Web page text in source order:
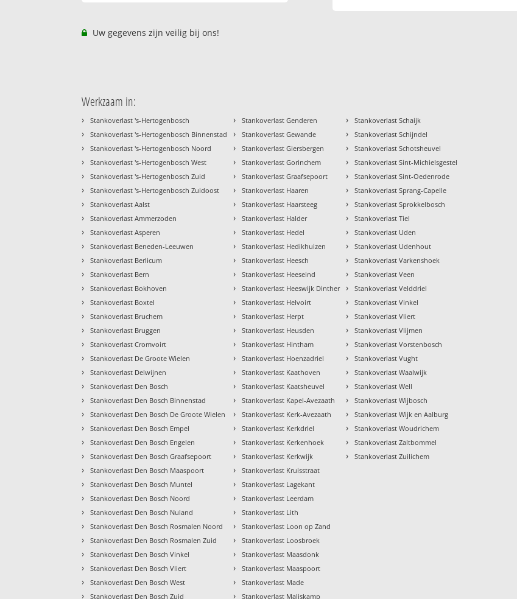
Uw gegevens zijn veilig bij ons!
Werkzaam in:
› Stankoverlast 's-Hertogenbosch
› Stankoverlast 's-Hertogenbosch Binnenstad
› Stankoverlast 's-Hertogenbosch Noord
› Stankoverlast 's-Hertogenbosch West
› Stankoverlast 's-Hertogenbosch Zuid
› Stankoverlast 's-Hertogenbosch Zuidoost
› Stankoverlast Aalst
› Stankoverlast Ammerzoden
› Stankoverlast Asperen
› Stankoverlast Beneden-Leeuwen
› Stankoverlast Berlicum
› Stankoverlast Bern
› Stankoverlast Bokhoven
› Stankoverlast Boxtel
› Stankoverlast Bruchem
› Stankoverlast Bruggen
› Stankoverlast Cromvoirt
› Stankoverlast De Groote Wielen
› Stankoverlast Delwijnen
› Stankoverlast Den Bosch
› Stankoverlast Den Bosch Binnenstad
› Stankoverlast Den Bosch De Groote Wielen
› Stankoverlast Den Bosch Empel
› Stankoverlast Den Bosch Engelen
› Stankoverlast Den Bosch Graafsepoort
› Stankoverlast Den Bosch Maaspoort
› Stankoverlast Den Bosch Muntel
› Stankoverlast Den Bosch Noord
› Stankoverlast Den Bosch Nuland
› Stankoverlast Den Bosch Rosmalen Noord
› Stankoverlast Den Bosch Rosmalen Zuid
› Stankoverlast Den Bosch Vinkel
› Stankoverlast Den Bosch Vliert
› Stankoverlast Den Bosch West
› Stankoverlast Den Bosch Zuid
› Stankoverlast Genderen
› Stankoverlast Gewande
› Stankoverlast Giersbergen
› Stankoverlast Gorinchem
› Stankoverlast Graafsepoort
› Stankoverlast Haaren
› Stankoverlast Haarsteeg
› Stankoverlast Halder
› Stankoverlast Hedel
› Stankoverlast Hedikhuizen
› Stankoverlast Heesch
› Stankoverlast Heeseind
› Stankoverlast Heeswijk Dinther
› Stankoverlast Helvoirt
› Stankoverlast Herpt
› Stankoverlast Heusden
› Stankoverlast Hintham
› Stankoverlast Hoenzadriel
› Stankoverlast Kaathoven
› Stankoverlast Kaatsheuvel
› Stankoverlast Kapel-Avezaath
› Stankoverlast Kerk-Avezaath
› Stankoverlast Kerkdriel
› Stankoverlast Kerkenhoek
› Stankoverlast Kerkwijk
› Stankoverlast Kruisstraat
› Stankoverlast Lagekant
› Stankoverlast Leerdam
› Stankoverlast Lith
› Stankoverlast Loon op Zand
› Stankoverlast Loosbroek
› Stankoverlast Maasdonk
› Stankoverlast Maaspoort
› Stankoverlast Made
› Stankoverlast Maliskamp
› Stankoverlast Schaijk
› Stankoverlast Schijndel
› Stankoverlast Schotsheuvel
› Stankoverlast Sint-Michielsgestel
› Stankoverlast Sint-Oedenrode
› Stankoverlast Sprang-Capelle
› Stankoverlast Sprokkelbosch
› Stankoverlast Tiel
› Stankoverlast Uden
› Stankoverlast Udenhout
› Stankoverlast Varkenshoek
› Stankoverlast Veen
› Stankoverlast Velddriel
› Stankoverlast Vinkel
› Stankoverlast Vliert
› Stankoverlast Vlijmen
› Stankoverlast Vorstenbosch
› Stankoverlast Vught
› Stankoverlast Waalwijk
› Stankoverlast Well
› Stankoverlast Wijbosch
› Stankoverlast Wijk en Aalburg
› Stankoverlast Woudrichem
› Stankoverlast Zaltbommel
› Stankoverlast Zuilichem